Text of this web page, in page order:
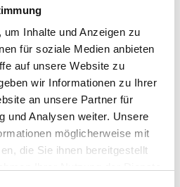
Inhalte und Anzeigen zu
für soziale Medien anbieten
auf unsere Website zu
wir Informationen zu Ihrer
an unsere Partner für
und Analysen weiter. Unsere
möglicherweise mit
die Sie ihnen bereitgestellt